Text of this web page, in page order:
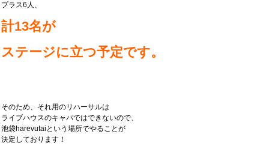
プラス6人、
計13名が
ステージに立つ予定です。
そのため、それ用のリハーサルは
ライブハウスのキャパではできないので、
池袋harevutaiという場所でやることが
決定しております！